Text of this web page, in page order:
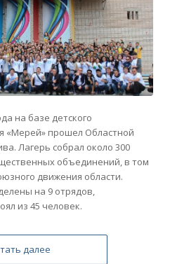
на базе детского
«Мерей» прошел Областной
Лагерь собрал около 300
объединений, в том
движения области.
на 9 отрядов,
из 45 человек.
далее